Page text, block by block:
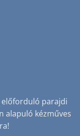
parajdi
alapuló kézműves